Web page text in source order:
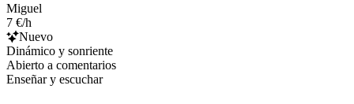
Miguel
7 €/h
Nuevo
Dinámico y sonriente
Abierto a comentarios
Enseñar y escuchar